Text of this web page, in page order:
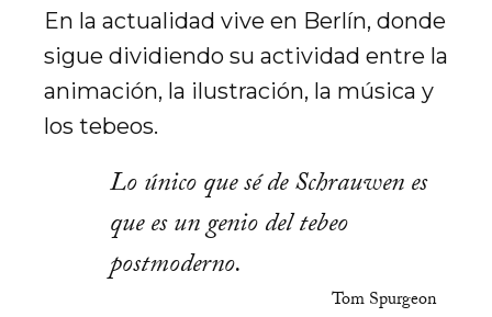
En la actualidad vive en Berlín, donde
sigue dividiendo su actividad entre la
animación, la ilustración, la música y
los tebeos.
Lo único que sé de Schrauwen es
que es un genio del tebeo
postmoderno.
Tom Spurgeon